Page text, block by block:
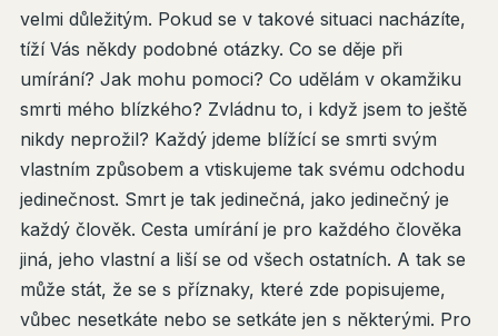
velmi důležitým. Pokud se v takové situaci nacházíte,
tíží Vás někdy podobné otázky. Co se děje při
umírání? Jak mohu pomoci? Co udělám v okamžiku
smrti mého blízkého? Zvládnu to, i když jsem to ještě
nikdy neprožil? Každý jdeme blížící se smrti svým
vlastním způsobem a vtiskujeme tak svému odchodu
jedinečnost. Smrt je tak jedinečná, jako jedinečný je
každý člověk. Cesta umírání je pro každého člověka
jiná, jeho vlastní a liší se od všech ostatních. A tak se
může stát, že se s příznaky, které zde popisujeme,
vůbec nesetkáte nebo se setkáte jen s některými. Pro